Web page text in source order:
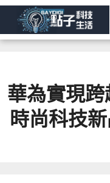
華為實現
時尚科技